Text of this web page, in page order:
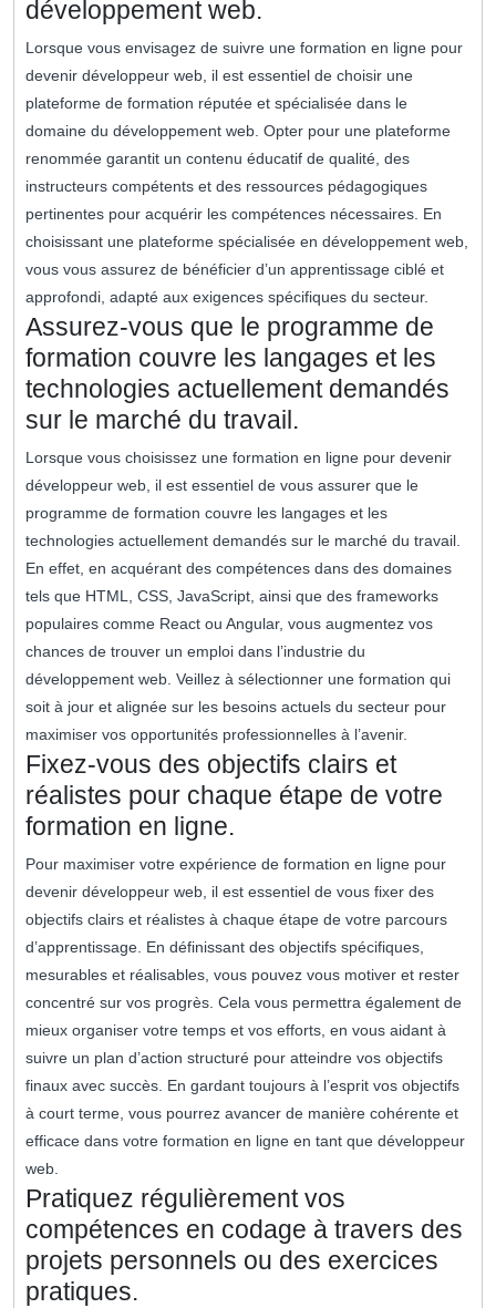
développement web.
Lorsque vous envisagez de suivre une formation en ligne pour
devenir développeur web, il est essentiel de choisir une
plateforme de formation réputée et spécialisée dans le
domaine du développement web. Opter pour une plateforme
renommée garantit un contenu éducatif de qualité, des
instructeurs compétents et des ressources pédagogiques
pertinentes pour acquérir les compétences nécessaires. En
choisissant une plateforme spécialisée en développement web,
vous vous assurez de bénéficier d’un apprentissage ciblé et
approfondi, adapté aux exigences spécifiques du secteur.
Assurez-vous que le programme de
formation couvre les langages et les
technologies actuellement demandés
sur le marché du travail.
Lorsque vous choisissez une formation en ligne pour devenir
développeur web, il est essentiel de vous assurer que le
programme de formation couvre les langages et les
technologies actuellement demandés sur le marché du travail.
En effet, en acquérant des compétences dans des domaines
tels que HTML, CSS, JavaScript, ainsi que des frameworks
populaires comme React ou Angular, vous augmentez vos
chances de trouver un emploi dans l’industrie du
développement web. Veillez à sélectionner une formation qui
soit à jour et alignée sur les besoins actuels du secteur pour
maximiser vos opportunités professionnelles à l’avenir.
Fixez-vous des objectifs clairs et
réalistes pour chaque étape de votre
formation en ligne.
Pour maximiser votre expérience de formation en ligne pour
devenir développeur web, il est essentiel de vous fixer des
objectifs clairs et réalistes à chaque étape de votre parcours
d’apprentissage. En définissant des objectifs spécifiques,
mesurables et réalisables, vous pouvez vous motiver et rester
concentré sur vos progrès. Cela vous permettra également de
mieux organiser votre temps et vos efforts, en vous aidant à
suivre un plan d’action structuré pour atteindre vos objectifs
finaux avec succès. En gardant toujours à l’esprit vos objectifs
à court terme, vous pourrez avancer de manière cohérente et
efficace dans votre formation en ligne en tant que développeur
web.
Pratiquez régulièrement vos
compétences en codage à travers des
projets personnels ou des exercices
pratiques.